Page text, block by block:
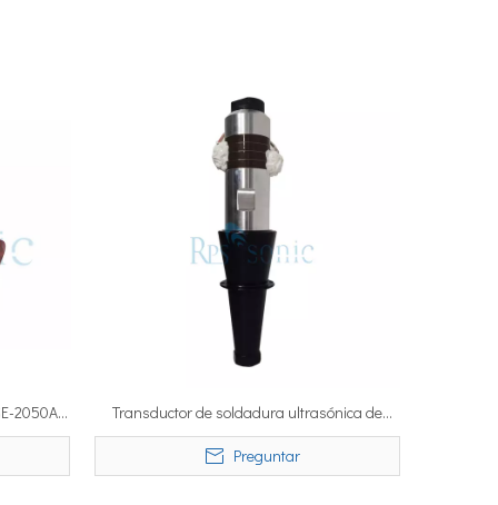
2050A
Transductor de soldadura ultrasónica de
15Khz 2600W
Preguntar